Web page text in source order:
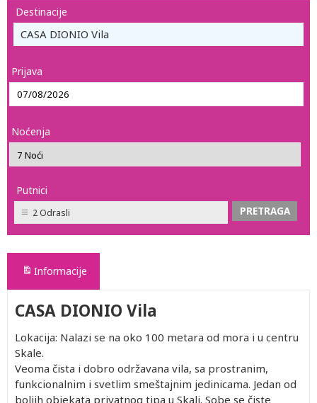
Destinacije
CASA DIONIO Vila
Prijava
Noćenja
Putnici
2 Odrasli
Informacije
CASA DIONIO Vila
Lokacija: Nalazi se na oko 100 metara od mora i u centru
Skale.
Veoma čista i dobro održavana vila, sa prostranim,
funkcionalnim i svetlim smeštajnim jedinicama. Jedan od
boljih objekata privatnog tipa u Skali. Sobe se čiste